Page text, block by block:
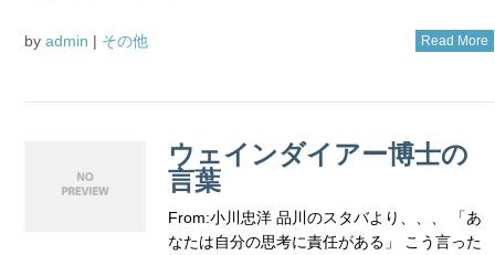
by admin | その他 Read More
ウェインダイアー博士の
言葉
From:小川忠洋 品川のスタバより、、、 「あ
なたは自分の思考に責任がある」 こう言った